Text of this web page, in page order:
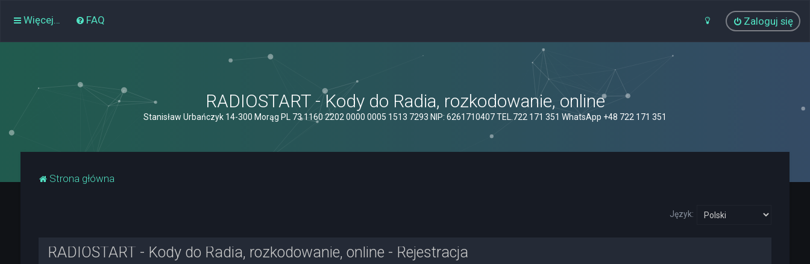
Więcej… FAQ Zaloguj się
RADIOSTART - Kody do Radia, rozkodowanie, online
Stanisław Urbańczyk 14-300 Morąg PL 73 1160 2202 0000 0005 1513 7293 NIP: 6261710407 TEL.722 171 351 WhatsApp +48 722 171 351
Strona główna
Język:
RADIOSTART - Kody do Radia, rozkodowanie, online - Rejestracja